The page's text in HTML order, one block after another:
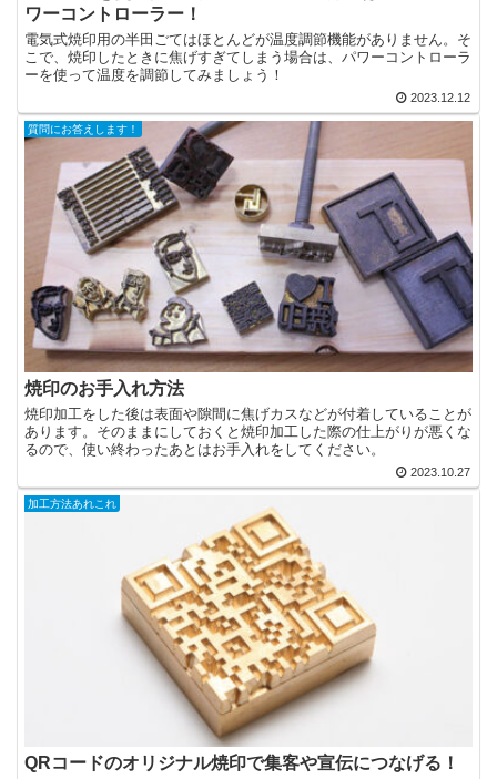
ワーコントローラー！
電気式焼印用の半田ごてはほとんどが温度調節機能がありません。そ
こで、焼印したときに焦げすぎてしまう場合は、パワーコントローラ
ーを使って温度を調節してみましょう！
2023.12.12
質問にお答えします！
焼印のお手入れ方法
焼印加工をした後は表面や隙間に焦げカスなどが付着していることが
あります。そのままにしておくと焼印加工した際の仕上がりが悪くな
るので、使い終わったあとはお手入れをしてください。
2023.10.27
加工方法あれこれ
QRコードのオリジナル焼印で集客や宣伝につなげる！